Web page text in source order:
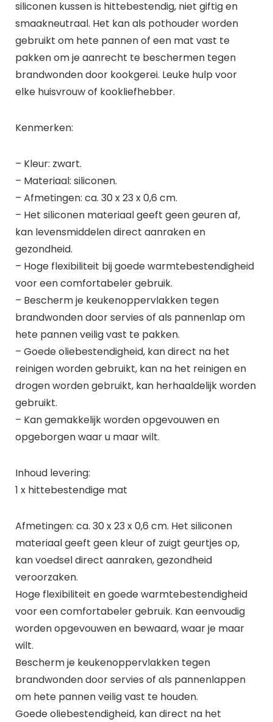
siliconen kussen is hittebestendig, niet giftig en
smaakneutraal. Het kan als pothouder worden
gebruikt om hete pannen of een mat vast te
pakken om je aanrecht te beschermen tegen
brandwonden door kookgerei. Leuke hulp voor
elke huisvrouw of kookliefhebber.
Kenmerken:
– Kleur: zwart.
– Materiaal: siliconen.
– Afmetingen: ca. 30 x 23 x 0,6 cm.
– Het siliconen materiaal geeft geen geuren af,
kan levensmiddelen direct aanraken en
gezondheid.
– Hoge flexibiliteit bij goede warmtebestendigheid
voor een comfortabeler gebruik.
– Bescherm je keukenoppervlakken tegen
brandwonden door servies of als pannenlap om
hete pannen veilig vast te pakken.
– Goede oliebestendigheid, kan direct na het
reinigen worden gebruikt, kan na het reinigen en
drogen worden gebruikt, kan herhaaldelijk worden
gebruikt.
– Kan gemakkelijk worden opgevouwen en
opgeborgen waar u maar wilt.
Inhoud levering:
1 x hittebestendige mat
Afmetingen: ca. 30 x 23 x 0,6 cm. Het siliconen
materiaal geeft geen kleur of zuigt geurtjes op,
kan voedsel direct aanraken, gezondheid
veroorzaken.
Hoge flexibiliteit en goede warmtebestendigheid
voor een comfortabeler gebruik. Kan eenvoudig
worden opgevouwen en bewaard, waar je maar
wilt.
Bescherm je keukenoppervlakken tegen
brandwonden door servies of als pannenlappen
om hete pannen veilig vast te houden.
Goede oliebestendigheid, kan direct na het